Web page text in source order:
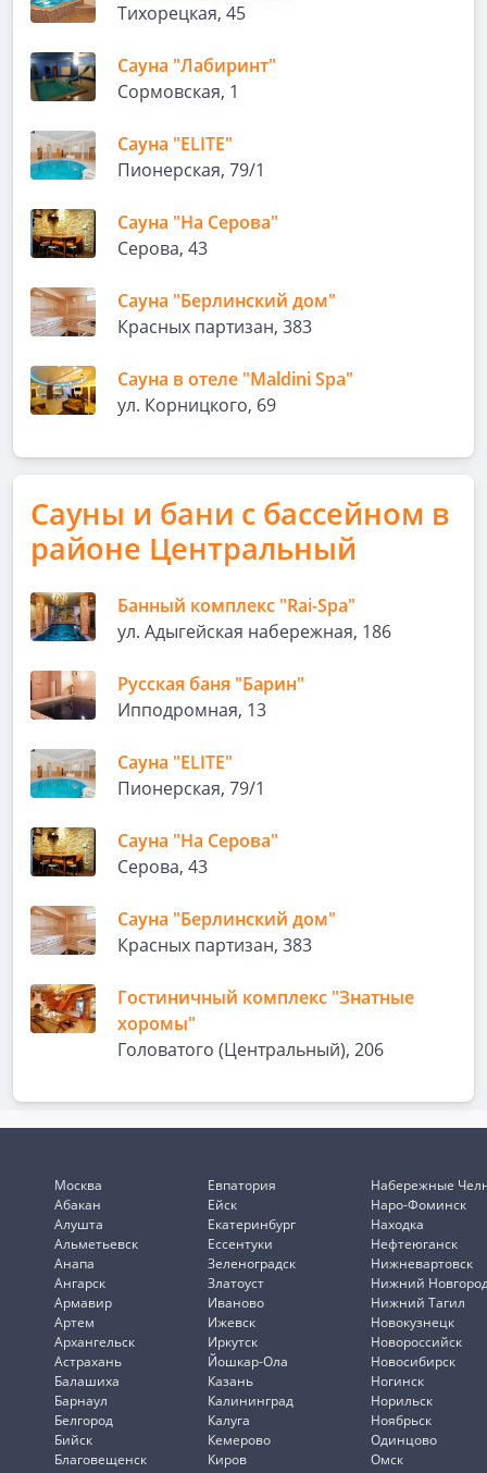
Тихорецкая, 45
Сауна "Лабиринт"
Сормовская, 1
Сауна "ELITE"
Пионерская, 79/1
Сауна "На Серова"
Серова, 43
Сауна "Берлинский дом"
Красных партизан, 383
Сауна в отеле "Maldini Spa"
ул. Корницкого, 69
Сауны и бани с бассейном в
районе Центральный
Банный комплекс "Rai-Spa"
ул. Адыгейская набережная, 186
Русская баня "Барин"
Ипподромная, 13
Сауна "ELITE"
Пионерская, 79/1
Сауна "На Серова"
Серова, 43
Сауна "Берлинский дом"
Красных партизан, 383
Гостиничный комплекс "Знатные
хоромы"
Головатого (Центральный), 206
Москва
Абакан
Алушта
Альметьевск
Анапа
Ангарск
Армавир
Артем
Архангельск
Астрахань
Балашиха
Барнаул
Белгород
Бийск
Благовещенск
Евпатория
Ейск
Екатеринбург
Ессентуки
Зеленоградск
Златоуст
Иваново
Ижевск
Иркутск
Йошкар-Ола
Казань
Калининград
Калуга
Кемерово
Киров
Набережные
Наро-Фоминск
Находка
Нефтеюганск
Нижневартовск
Нижний
Нижний Тагил
Новокузнецк
Новороссийск
Новосибирск
Ногинск
Норильск
Ноябрьск
Одинцово
Омск